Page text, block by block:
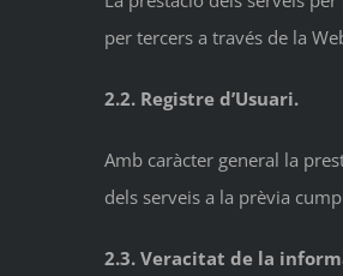
per tercers a través de la
2.2. Registre d’Usuari.
Amb caràcter general la
dels serveis a la prèvia
2.3. Veracitat de la